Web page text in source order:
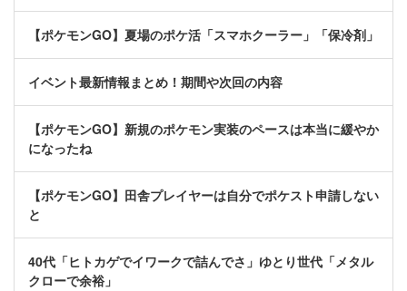
【ポケモンGO】夏場のポケ活「スマホクーラー」「保冷剤」
イベント最新情報まとめ！期間や次回の内容
【ポケモンGO】新規のポケモン実装のペースは本当に緩やか
になったね
【ポケモンGO】田舎プレイヤーは自分でポケスト申請しない
と
40代「ヒトカゲでイワークで詰んでさ」ゆとり世代「メタル
クローで余裕」